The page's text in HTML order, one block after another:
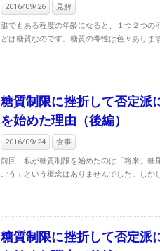
2016/09/26 見解
誰でもある程度の年齢になると、１つ２つの
どは糖質なのです。糖質の毒性は色々ありま
糖質制限に挫折して否定派
を始めた理由（後編）
2016/09/24 食事
前回、私が糖質制限を始めたのは「将来、
ごう」という概念はありませんでした。しか
糖質制限に挫折して否定派